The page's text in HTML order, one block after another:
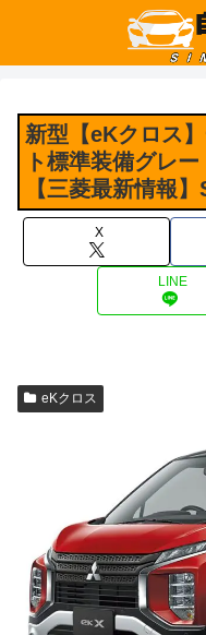
新型【eKクロス
ト標準装備グレ
【三菱最新情報
X
LINE
eKクロス